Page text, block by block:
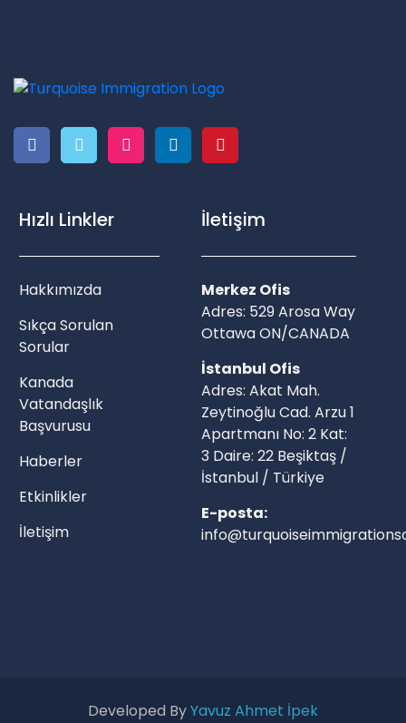
Hızlı Linkler
Hakkımızda
Sıkça Sorulan
Sorular
Kanada
Vatandaşlık
Başvurusu
Haberler
Etkinlikler
İletişim
İletişim
Merkez Ofis
Adres: 529 Arosa Way
Ottawa ON/CANADA
İstanbul Ofis
Adres: Akat Mah.
Zeytinoğlu Cad. Arzu 1
Apartmanı No: 2 Kat:
3 Daire: 22 Beşiktaş /
İstanbul / Türkiye
E-posta:
Developed ByYavuz Ahmet İpek